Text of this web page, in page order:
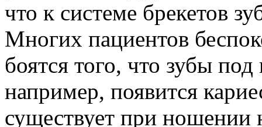
что к системе брекетов
Многих пациентов
боятся того, что зубы
например, появится
существует при ношении